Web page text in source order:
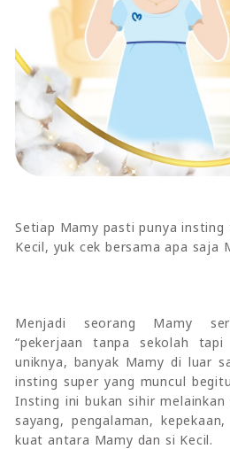
Setiap Mamy pasti punya
Kecil, yuk cek bersama apa saja
Menjadi seorang Mamy
“pekerjaan tanpa sekolah tapi
uniknya, banyak Mamy di luar
insting super yang muncul
Insting ini bukan sihir
sayang, pengalaman,
kuat antara Mamy dan si Kecil.